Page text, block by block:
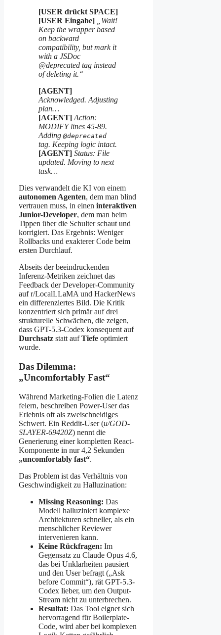
[USER drückt SPACE]
[USER Eingabe]
„Wait!
Keep the wrapper based
on backward
compatibility, but mark it
with a JSDoc
@deprecated tag instead
of deleting it.“
[AGENT]
Acknowledged. Adjusting
plan…
[AGENT] Action:
MODIFY lines 45-89.
Adding@deprecated
tag. Keeping logic intact.
[AGENT] Status: File
updated. Moving to next
task…
Dies verwandelt die KI von einem
autonomen Agenten, dem man blind
vertrauen muss, in einen interaktiven
Junior-Developer, dem man beim
Tippen über die Schulter schaut und
korrigiert. Das Ergebnis: Weniger
Rollbacks und exakterer Code beim
ersten Durchlauf.
Abseits der beeindruckenden
Inferenz-Metriken zeichnet das
Feedback der Developer-Community
auf r/LocalLLaMA und HackerNews
ein differenziertes Bild. Die Kritik
konzentriert sich primär auf drei
strukturelle Schwächen, die zeigen,
dass GPT-5.3-Codex konsequent auf
Durchsatz statt aufTiefe optimiert
wurde.
Das Dilemma:
„Uncomfortably Fast“
Während Marketing-Folien die Latenz
feiern, beschreiben Power-User das
Erlebnis oft als zweischneidiges
Schwert. Ein Reddit-User (u/GOD-
SLAYER-69420Z) nennt die
Generierung einer kompletten React-
Komponente in nur 4,2 Sekunden
„uncomfortably fast“.
Das Problem ist das Verhältnis von
Geschwindigkeit zu Halluzination:
Missing Reasoning: Das
Modell halluziniert komplexe
Architekturen schneller, als ein
menschlicher Reviewer
intervenieren kann.
Keine Rückfragen: Im
Gegensatz zu Claude Opus 4.6,
das bei Unklarheiten pausiert
und den User befragt („Ask
before Commit“), rät GPT-5.3-
Codex lieber, um den Output-
Stream nicht zu unterbrechen.
Resultat: Das Tool eignet sich
hervorragend für Boilerplate-
Code, wird aber bei komplexen